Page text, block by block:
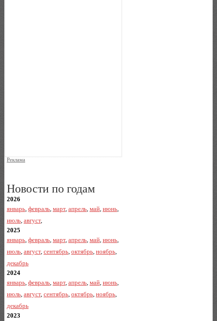
Реклама
Новости по годам
2026
январь, февраль, март, апрель, май, июнь,
июль, август,
2025
январь, февраль, март, апрель, май, июнь,
июль, август, сентябрь, октябрь, ноябрь,
декабрь
2024
январь, февраль, март, апрель, май, июнь,
июль, август, сентябрь, октябрь, ноябрь,
декабрь
2023